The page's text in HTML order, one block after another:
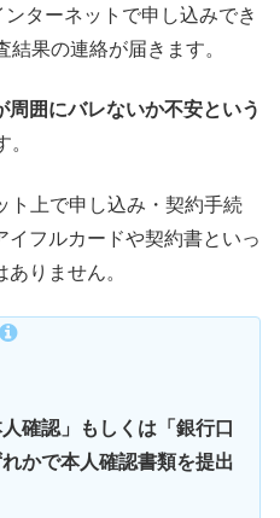
ターネットで申し込みでき
果の連絡が届きます。
周囲にバレないか不安という
。
ト上で申し込み・契約手続
イフルカードや契約書といっ
りません。
確認」もしくは「銀行口
かで本人確認書類を提出